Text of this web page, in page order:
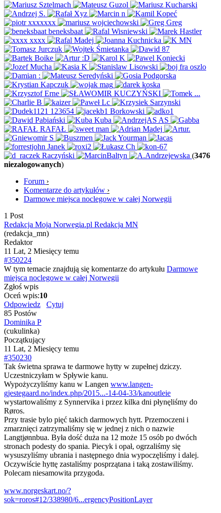
(3476
niezalogowanych)
Forum ›
Komentarze do artykułów ›
Darmowe miejsca noclegowe w całej Norwegii
1 Post
Redakcja Moja Norwegia.pl Redakcja MN
(redakcja_mn)
Redaktor
11 Lat, 2 Miesięcy temu
#350224
W tym temacie znajdują się komentarze do artykułu Darmowe
miejsca noclegowe w całej Norwegii
Zgłoś wpis
Oceń wpis:10
Odpowiedz
Cytuj
85 Postów
Dominika P
(cukulinka)
Początkujący
11 Lat, 2 Miesięcy temu
#350230
Tak świetna sprawa te darmowe hytty w zupełnej dziczy.
Uczestniczyłam w Spływie kanu.
Wypożyczyliśmy kanu w Langen www.langen-
gjestegaard.no/index.php/2015...-14-04-33/kanoutleie
wystartowaliśmy z Synnervika i przez kilka dni płynęliśmy do
Røros.
Przy trasie bylo pięć takich darmowych hytt. Przemoczeni i
zmarznięci zatrzymaliśmy się w jednej z nich o nazwie
Langtjønnbua. Była dość duża na 12 może 15 osób po dwóch
stronach podesty do spania. Piecyk i opał, ogrzaliśmy się
wysuszyliśmy ubrania i następnego dnia wypoczęliśmy i dalej.
Oczywiście hyttę zastaliśmy posprzątana i taką zostawiliśmy.
Polecam niesamowita przygoda.
www.norgeskart.no/?
sok=roros#12/338980/6...ergencyPositionLayer